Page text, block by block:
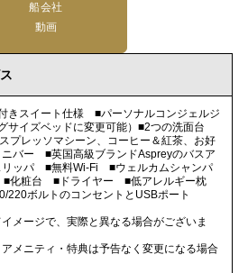
船会社
動画
きスイート仕様 ■パーソナルコンジェルジ
サイズベッドに変更可能）■2つの洗面台
プレッソマシーン、コーヒー＆紅茶、お好
バー ■英国高級ブランドAspreyのバスア
リッパ ■無料Wi-Fi ■ウェルカムシャンパ
粧台 ■ドライヤー ■低アレルギー枕
220ボルトのコンセントとUSBポート
メージで、実際と異なる場合がございま
メニティ・特典は予告なく変更になる場合